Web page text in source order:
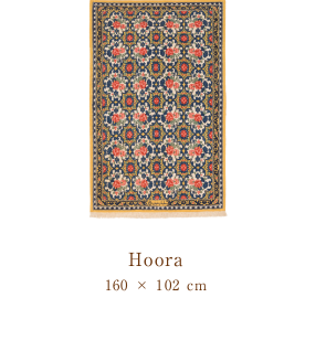
Hoora
160 × 102 cm